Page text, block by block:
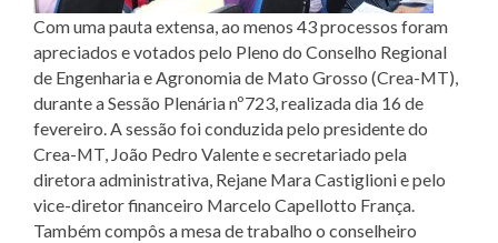
Com uma pauta extensa, ao menos 43 processos foram
apreciados e votados pelo Pleno do Conselho Regional
de Engenharia e Agronomia de Mato Grosso (Crea-MT),
durante a Sessão Plenária nº723, realizada dia 16 de
fevereiro. A sessão foi conduzida pelo presidente do
Crea-MT, João Pedro Valente e secretariado pela
diretora administrativa, Rejane Mara Castiglioni e pelo
vice-diretor financeiro Marcelo Capellotto França.
Também compôs a mesa de trabalho o conselheiro